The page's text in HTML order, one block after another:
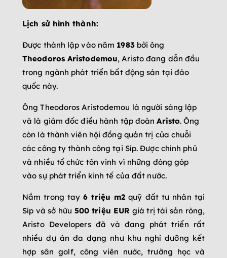
Lịch sử hình thành:
Được thành lập vào năm 1983bởi ông
Theodoros Aristodemou, Aristo đang dẫn đầu
trong ngành phát triển bất động sản tại đảo
quốc này.
Ông Theodoros Aristodemou là người sáng lập
và là giám đốc điều hành tập đoànAristo. Ông
còn là thành viên hội đồng quản trị của chuỗi
các công ty thành công tại Síp. Được chính phủ
và nhiều tổ chức tôn vinh vì những đóng góp
vào sự phát triển kinh tế của đất nước.
Nắm trong tay6 triệu m2 quỹ đất tư nhân tại
Síp và sở hữu 500 triệu EUR giá trị tài sản ròng,
Aristo Developers đã và đang phát triển rất
nhiều dự án đa dạng như khu nghỉ dưỡng kết
hợp sân golf, công viên nước, trường học và